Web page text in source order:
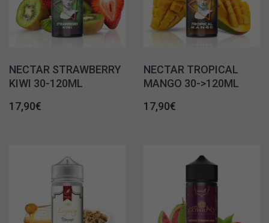
NECTAR STRAWBERRY
KIWI 30-120ML
17,90€
NECTAR TROPICAL
MANGO 30->120ML
17,90€